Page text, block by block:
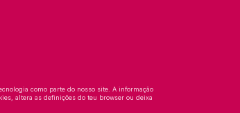
como parte do nosso site. A informação
altera as definições do teu browser ou deixa